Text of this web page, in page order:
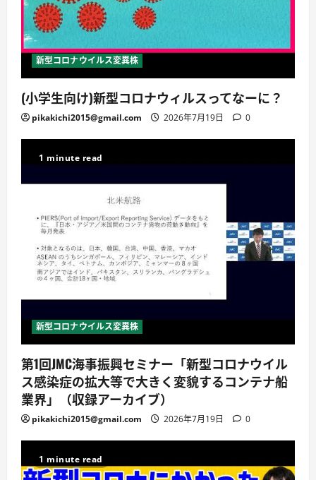
新型コロナウイルス変異株
(小学生向け)新型コロナウィルスってなーに？
pikakichi2015@gmail.com 2026年7月19日 0
1 minute read
新型コロナウイルス変異株
第1回JMC海事振興セミナー「新型コロナウイル
ス感染症の拡大等で大きく変貌するコンテナ船
業界」（収録アーカイブ）
pikakichi2015@gmail.com 2026年7月19日 0
1 minute read